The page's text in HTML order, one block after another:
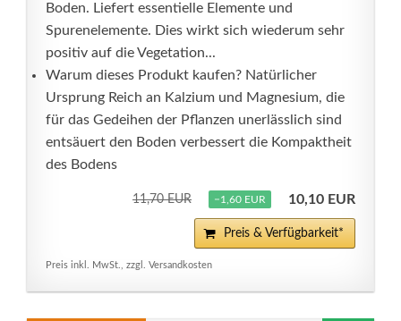
Boden. Liefert essentielle Elemente und
Spurenelemente. Dies wirkt sich wiederum sehr
positiv auf die Vegetation...
Warum dieses Produkt kaufen? Natürlicher
Ursprung Reich an Kalzium und Magnesium, die
für das Gedeihen der Pflanzen unerlässlich sind
entsäuert den Boden verbessert die Kompaktheit
des Bodens
11,70 EUR −1,60 EUR 10,10 EUR
Preis & Verfügbarkeit*
Preis inkl. MwSt., zzgl. Versandkosten